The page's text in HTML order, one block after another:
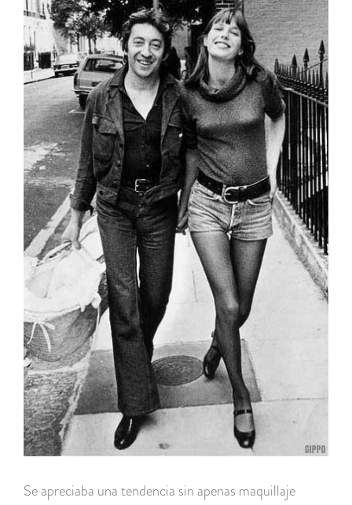
Se apreciaba una tendencia sin apenas maquillaje